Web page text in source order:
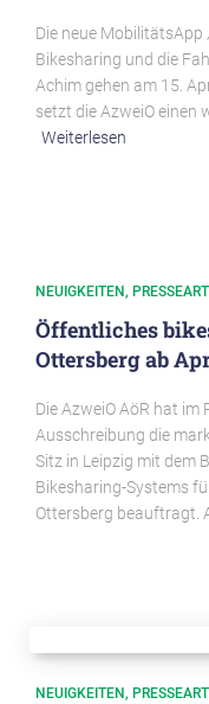
Die neue MobilitätsApp
Bikesharing und die
Achim gehen am 15.
setzt die AzweiO einen
Weiterlesen
NEUIGKEITEN
Öffentliches
Ottersberg ab
Die AzweiO AöR hat
Ausschreibung die
Sitz in Leipzig mit dem
Bikesharing-Systems
Ottersberg beauftragt.
NEUIGKEITEN